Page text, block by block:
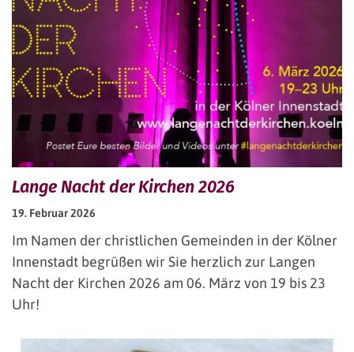
Lange Nacht der Kirchen 2026
19. Februar 2026
Im Namen der christlichen Gemeinden in der Kölner
Innenstadt begrüßen wir Sie herzlich zur Langen
Nacht der Kirchen 2026 am 06. März von 19 bis 23
Uhr!